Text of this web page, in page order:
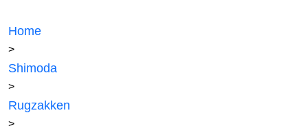
Home
>
Shimoda
>
Rugzakken
>